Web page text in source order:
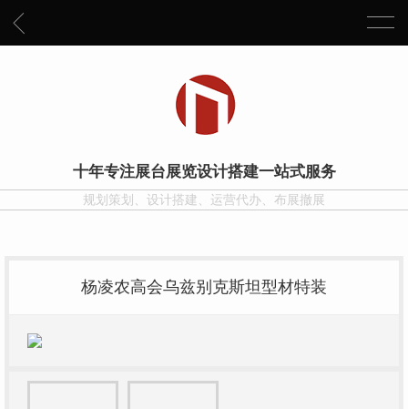
十年专注展台展览设计搭建一站式服务
规划策划、设计搭建、运营代办、布展撤展
杨凌农高会乌兹别克斯坦型材特装